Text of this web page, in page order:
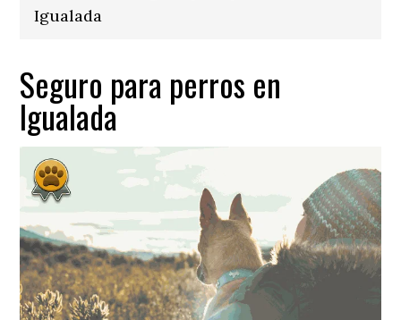
Igualada
Seguro para perros en
Igualada